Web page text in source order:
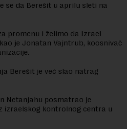
se da Berešit u aprilu sleti na
promenu i želimo da Izrael
je Jonatan Vajntrub, koosnivač
Berešit je već slao natrag
Netanjahu posmatrao je
izraelskog kontrolnog centra u